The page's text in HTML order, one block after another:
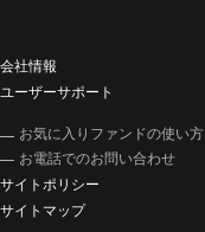
会社情報
ユーザーサポート
お気に入りファンドの使い方
お電話でのお問い合わせ
サイトポリシー
サイトマップ